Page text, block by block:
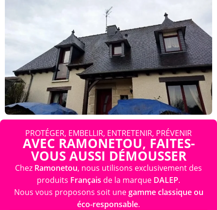
PROTÉGER, EMBELLIR, ENTRETENIR, PRÉVENIR
AVEC RAMONETOU, FAITES-
VOUS AUSSI DÉMOUSSER
Chez Ramonetou, nous utilisons exclusivement des
produits Français de la marque DALEP.
Nous vous proposons soit unegamme classique ou
éco-responsable.